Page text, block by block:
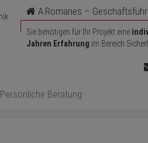
A.Romanes –
Sie benötigen für Ihr Projekt eine
Jahren Erfahrung im Bereich
Persönliche Beratung